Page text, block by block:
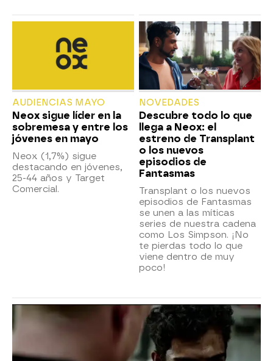
AUDIENCIAS MAYO
Neox sigue líder en la
sobremesa y entre los
jóvenes en mayo
Neox (1,7%) sigue
destacando en jóvenes,
25-44 años y Target
Comercial.
NOVEDADES
Descubre todo lo que
llega a Neox: el
estreno de Transplant
o los nuevos
episodios de
Fantasmas
Transplant o los nuevos
episodios de Fantasmas
se unen a las míticas
series de nuestra cadena
como Los Simpson. ¡No
te pierdas todo lo que
viene dentro de muy
poco!